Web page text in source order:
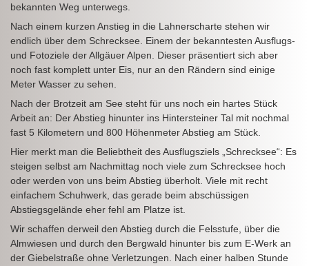
bekannten Weg unterwegs.
Nach einem kurzen Anstieg in die Lahnerscharte stehen wir
endlich über dem Schrecksee. Einem der bekanntesten Ausflugs-
und Fotoziele der Allgäuer Alpen. Dieser präsentiert sich aber
noch fast komplett unter Eis, nur an den Rändern sind einige
Meter Wasser zu sehen.
Nach der Brotzeit am See steht für uns noch ein hartes Stück
Arbeit an: Der Abstieg hinunter ins Hintersteiner Tal mit nochmal
fast 5 Kilometern und 800 Höhenmeter Abstieg am Stück.
Hier merkt man die Beliebtheit des Ausflugsziels „Schrecksee“: Es
steigen selbst am Nachmittag noch viele zum Schrecksee hoch
oder werden von uns beim Abstieg überholt. Viele mit recht
einfachem Schuhwerk, das gerade beim abschüssigen
Abstiegsgelände eher fehl am Platze ist.
Wir schaffen derweil den Abstieg durch die Felsstufe, über die
Almwiesen und durch den Bergwald hinunter bis zum E-Werk an
der Giebelstraße ohne Verletzungen. Nach einer halben Stunde